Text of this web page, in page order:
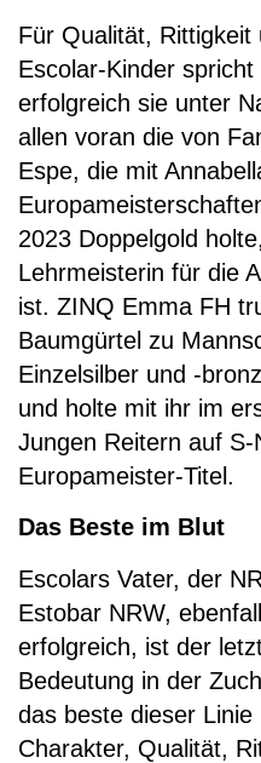
Für Qualität,
Escolar-Kinder
erfolgreich sie unter
allen voran die von
Espe, die mit
2023 Doppelgold
Lehrmeisterin für die
ist. ZINQ Emma FH
Baumgürtel zu
Einzelsilber und -
und holte mit ihr im
Jungen Reitern auf
Europameister-Titel.
Das Beste im Blut
Escolars Vater, der
Estobar NRW,
erfolgreich, ist der
Bedeutung in der
das beste dieser Linie
Charakter, Qualität,